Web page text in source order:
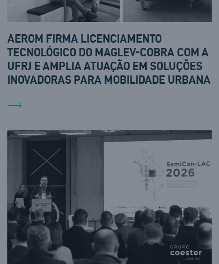
AEROM FIRMA LICENCIAMENTO
TECNOLÓGICO DO MAGLEV-COBRA COM A
UFRJ E AMPLIA ATUAÇÃO EM SOLUÇÕES
INOVADORAS PARA MOBILIDADE URBANA